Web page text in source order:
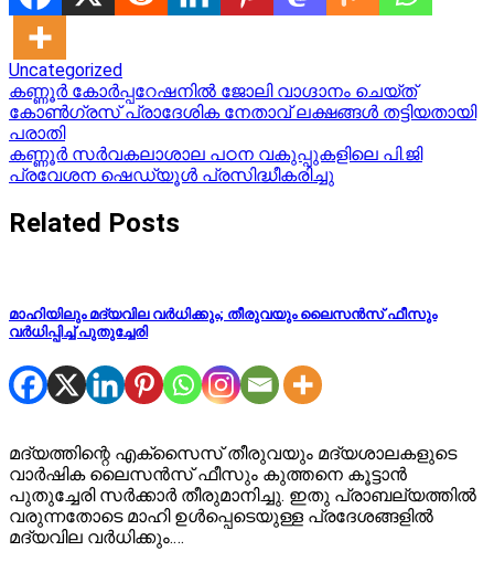
Uncategorized
Post
navigation
കണ്ണൂർ കോർപ്പറേഷനിൽ ജോലി വാഗ്ദാനം ചെയ്ത്
കോൺഗ്രസ് പ്രാദേശിക നേതാവ് ലക്ഷങ്ങൾ തട്ടിയതായി
പരാതി
കണ്ണൂർ സർവകലാശാല പഠന വകുപ്പുകളിലെ പി.ജി
പ്രവേശന ഷെഡ്യൂൾ പ്രസിദ്ധീകരിച്ചു
Related Posts
മാഹിയിലും മദ്യവില വർധിക്കും; തീരുവയും ലൈസൻസ് ഫീസും
വർധിപ്പിച്ച് പുതുച്ചേരി
മദ്യത്തിന്റെ എക്സൈസ് തീരുവയും മദ്യശാലകളുടെ
വാർഷിക ലൈസൻസ് ഫീസും കുത്തനെ കൂട്ടാൻ
പുതുച്ചേരി സർക്കാർ തീരുമാനിച്ചു. ഇതു പ്രാബല്യത്തിൽ
വരുന്നതോടെ മാഹി ഉൾപ്പെടെയുള്ള പ്രദേശങ്ങളിൽ
മദ്യവില വർധിക്കും.…